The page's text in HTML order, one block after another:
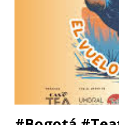
físico con funciones y
(dónde La Casa Del
ya que el teatro físico
escena Portuguesa),
Barcelona. Juan Carlos